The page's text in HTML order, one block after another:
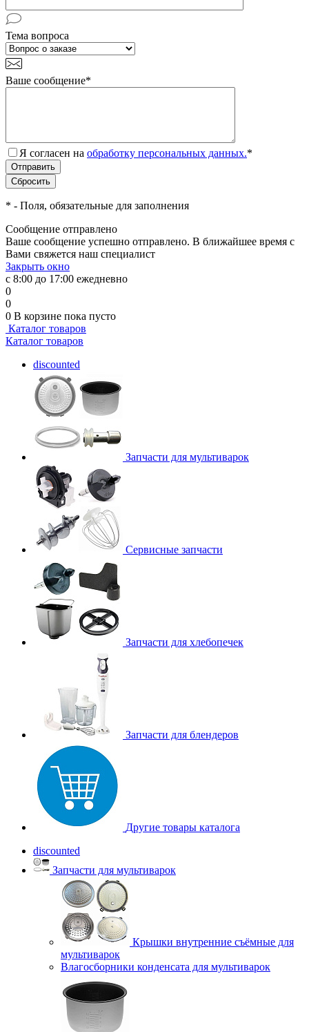
Тема вопроса
Ваше сообщение*
Я согласен на обработку персональных данных.*
* - Поля, обязательные для заполнения
Сообщение отправлено
Ваше сообщение успешно отправлено. В ближайшее время с
Вами свяжется наш специалист
Закрыть окно
с 8:00 до 17:00 ежедневно
0
0
0 В корзине пока пусто
Каталог товаров
Каталог товаров
discounted
Запчасти для мультиварок
Сервисные запчасти
Запчасти для хлебопечек
Запчасти для блендеров
Другие товары каталога
discounted
Запчасти для мультиварок
Крышки внутренние съёмные для
мультиварок
Влагосборники конденсата для мультиварок